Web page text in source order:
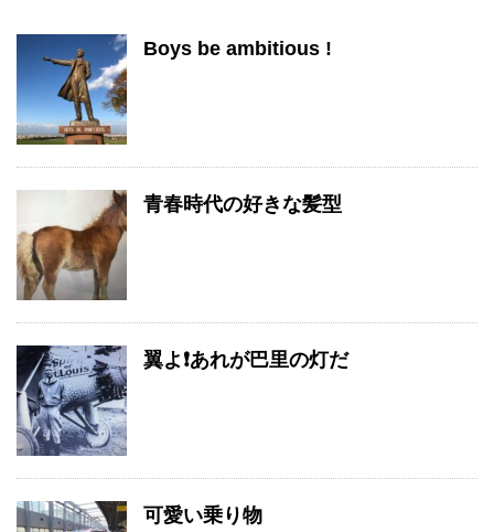
Boys be ambitious !
青春時代の好きな髪型
翼よ❗️あれが巴里の灯だ
可愛い乗り物